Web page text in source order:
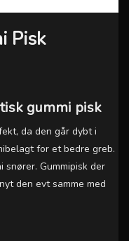
Pisk
gummi pisk
da den går dybt i
for et bedre greb.
snører. Gummipisk der
den evt samme med